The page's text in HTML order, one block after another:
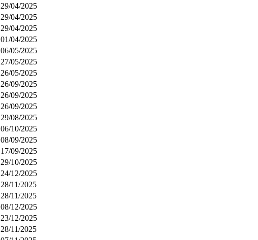
29/04/2025
29/04/2025
29/04/2025
01/04/2025
06/05/2025
27/05/2025
26/05/2025
26/09/2025
26/09/2025
26/09/2025
29/08/2025
06/10/2025
08/09/2025
17/09/2025
29/10/2025
24/12/2025
28/11/2025
28/11/2025
08/12/2025
23/12/2025
28/11/2025